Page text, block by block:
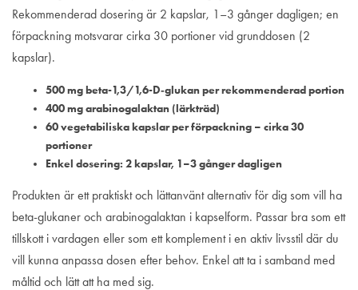
Rekommenderad dosering är 2 kapslar, 1–3 gånger dagligen; en
förpackning motsvarar cirka 30 portioner vid grunddosen (2
kapslar).
500 mg beta-1,3/1,6-D‑glukan per rekommenderad portion
400 mg arabinogalaktan (lärkträd)
60 vegetabiliska kapslar per förpackning – cirka 30
portioner
Enkel dosering: 2 kapslar, 1–3 gånger dagligen
Produkten är ett praktiskt och lättanvänt alternativ för dig som vill ha
beta-glukaner och arabinogalaktan i kapselform. Passar bra som ett
tillskott i vardagen eller som ett komplement i en aktiv livsstil där du
vill kunna anpassa dosen efter behov. Enkel att ta i samband med
måltid och lätt att ha med sig.